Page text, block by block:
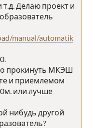
Делаю проект и
manual/automatik
прокинуть МКЭШ
и приемлемом
или лучше
нибудь другой